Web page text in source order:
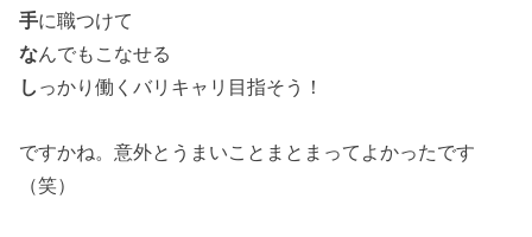
手に職つけて
なんでもこなせる
し っかり働くバリキャリ目指そう！
ですかね。意外とうまいことまとまってよかったです
（笑）